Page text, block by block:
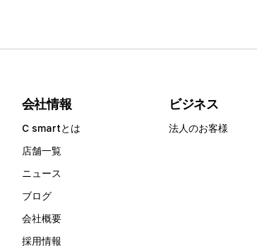
会社情報
C smartとは
店舗一覧
ニュース
ブログ
会社概要
採用情報
ビジネス
法人のお客様